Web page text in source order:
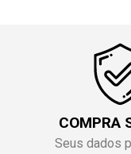
COMPRA
Seus dados